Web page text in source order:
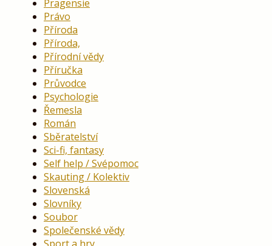
Pragensie
Právo
Příroda
Příroda,
Přírodní vědy
Příručka
Průvodce
Psychologie
Řemesla
Román
Sběratelství
Sci-fi, fantasy
Self help / Svépomoc
Skauting / Kolektiv
Slovenská
Slovníky
Soubor
Společenské vědy